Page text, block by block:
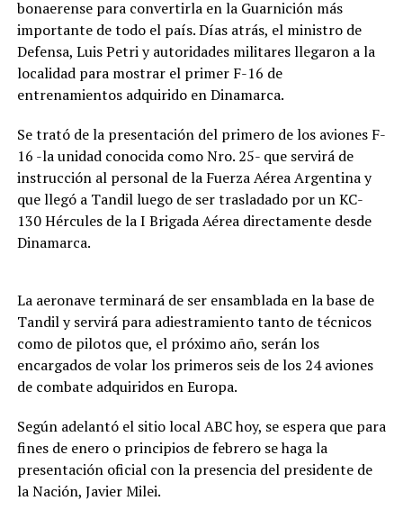
bonaerense para convertirla en la Guarnición más
importante de todo el país. Días atrás, el ministro de
Defensa, Luis Petri y autoridades militares llegaron a la
localidad para mostrar el primer F-16 de
entrenamientos adquirido en Dinamarca.
Se trató de la presentación del primero de los aviones F-
16 -la unidad conocida como Nro. 25- que servirá de
instrucción al personal de la Fuerza Aérea Argentina y
que llegó a Tandil luego de ser trasladado por un KC-
130 Hércules de la I Brigada Aérea directamente desde
Dinamarca.
La aeronave terminará de ser ensamblada en la base de
Tandil y servirá para adiestramiento tanto de técnicos
como de pilotos que, el próximo año, serán los
encargados de volar los primeros seis de los 24 aviones
de combate adquiridos en Europa.
Según adelantó el sitio local ABC hoy, se espera que para
fines de enero o principios de febrero se haga la
presentación oficial con la presencia del presidente de
la Nación, Javier Milei.